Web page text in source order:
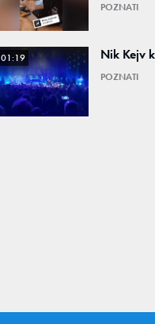
POZNATI
01:19 Nik Kejv
POZNATI